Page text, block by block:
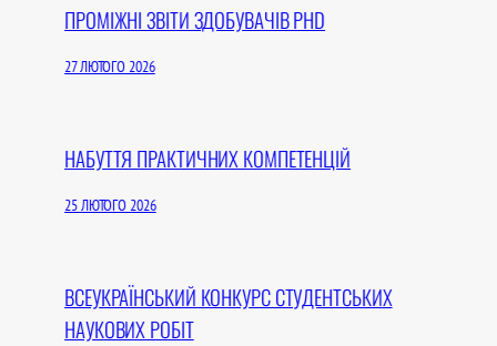
ПРОМІЖНІ ЗВІТИ ЗДОБУВАЧІВ PHD
27 ЛЮТОГО 2026
НАБУТТЯ ПРАКТИЧНИХ КОМПЕТЕНЦІЙ
25 ЛЮТОГО 2026
ВСЕУКРАЇНСЬКИЙ КОНКУРС СТУДЕНТСЬКИХ
НАУКОВИХ РОБІТ